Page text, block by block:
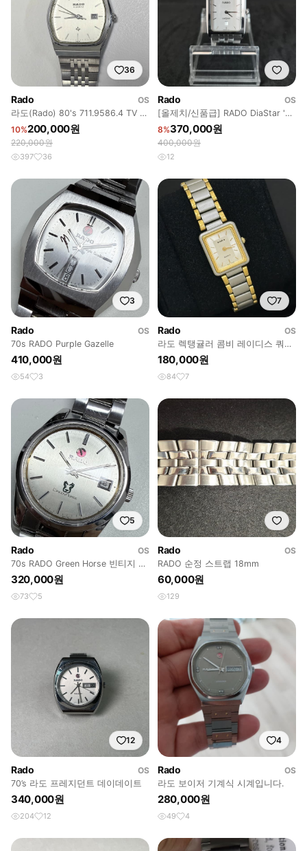
36
Rado
OS
라도(Rado) 80's 711.9586.4 TV 케
이스 헥사곤 워치
10%200,000원
220,000원
397 36
Rado
OS
[올제치/신품급] RADO DiaStar '탱
크' 빈티지 쿼츠 시계
8%370,000원
400,000원
12
3
Rado
OS
70s RADO Purple Gazelle
410,000원
54 3
7
Rado
OS
라도 렉탱귤러 콤비 레이디스 쿼츠
시계
180,000원
84 7
5
Rado
OS
70s RADO Green Horse 빈티지 오
토매틱
320,000원
73 5
Rado
OS
RADO 순정 스트랩 18mm
60,000원
129
12
Rado
OS
70’s 라도 프레지던트 데이데이트
340,000원
204 12
4
Rado
OS
라도 보이저 기계식 시계입니다.
280,000원
49 4